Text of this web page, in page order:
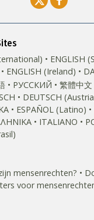
ENGLISH
ENGLISH (Ireland)
РУССКИЙ 繁體中文
DEUTSCH
ESPAÑOL (Latino)
ITALIANO
mensenrechten?
voor